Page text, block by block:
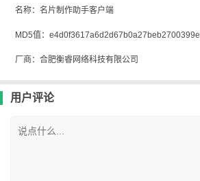
名称：名片制作助手客户端
MD5值：e4d0f3617a6d2d67b0a27beb2700399e
厂商：合肥衡睿网络科技有限公司
用户评论